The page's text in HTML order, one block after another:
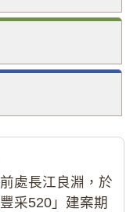
處長江良淵，於
采520」建案期